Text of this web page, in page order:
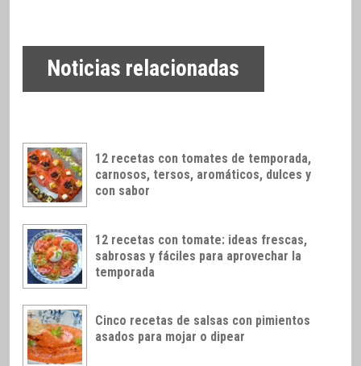
Noticias relacionadas
12 recetas con tomates de temporada,
carnosos, tersos, aromáticos, dulces y
con sabor
12 recetas con tomate: ideas frescas,
sabrosas y fáciles para aprovechar la
temporada
Cinco recetas de salsas con pimientos
asados para mojar o dipear